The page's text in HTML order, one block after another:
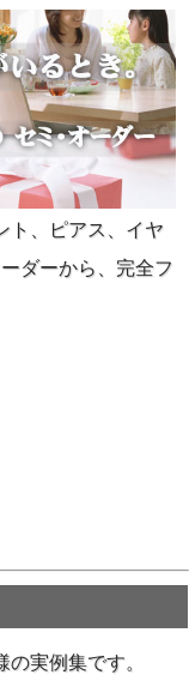
ト、ピアス、イヤ
ダーから、完全フ
実例集です。